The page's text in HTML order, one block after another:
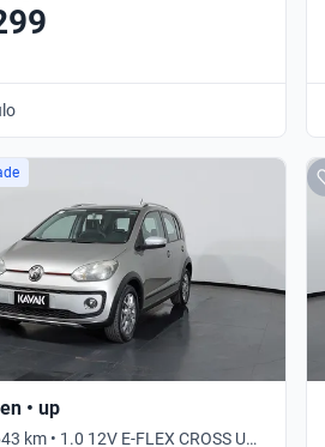
• up
km • 1.0 12V E-FLEX CROSS UP!